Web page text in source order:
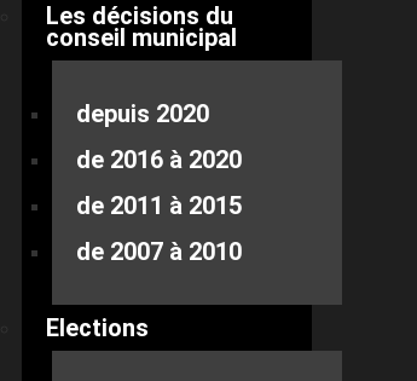
Les décisions du
conseil municipal
depuis 2020
de 2016 à 2020
de 2011 à 2015
de 2007 à 2010
Elections